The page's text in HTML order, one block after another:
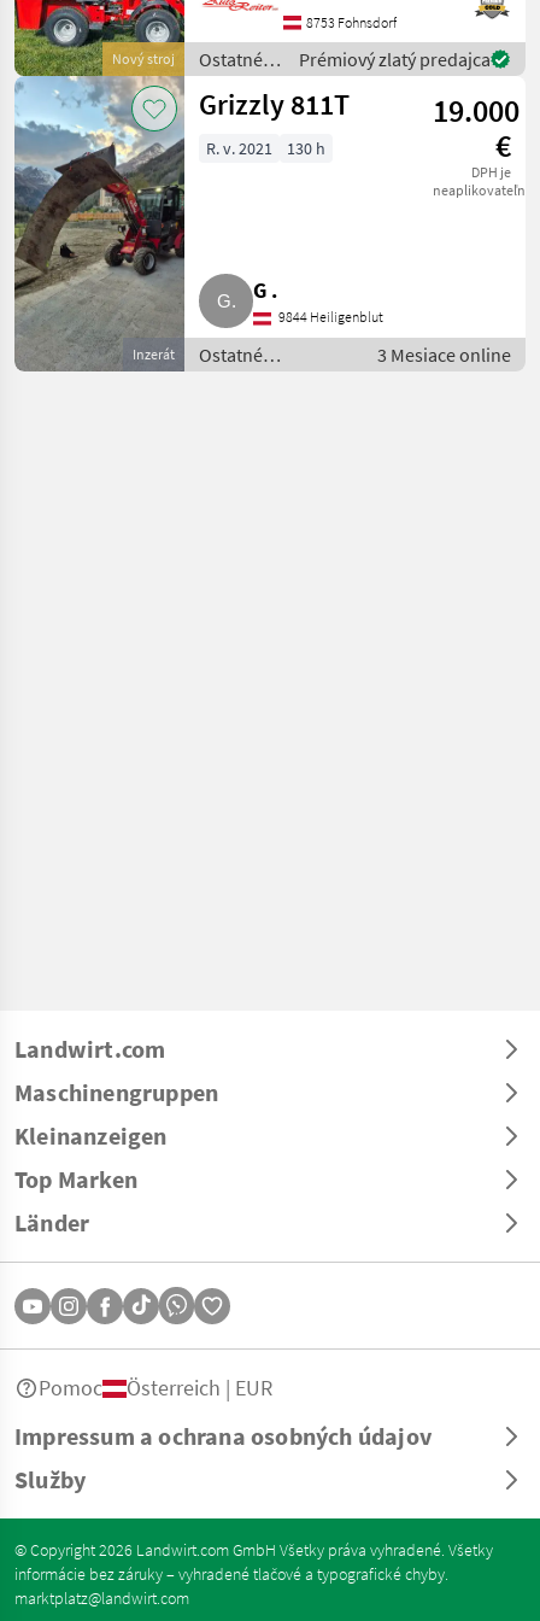
Nový stroj
Garten- oder
Landschaftsarbeiten. Durch
seine gute Verar
8753 Fohnsdorf
Ostatné
poľnohospodárske
silové
Grizzly
Prémiový zlatý predajca
Inzerát
Grizzly 811T
19.000
€
DPH je
neaplikovateľné
R. v. 2021 130 h
G .
9844 Heiligenblut
Ostatné
poľnohospodárske
3 Mesiace online
Landwirt.com
Maschinengruppen
Kleinanzeigen
Top Marken
Länder
Impressum a ochrana osobných údajov
Služby
Pomoc Österreich | EUR
© Copyright 2026 Landwirt.com GmbH Všetky práva vyhradené. Všetky
informácie bez záruky – vyhradené tlačové a typografické chyby.
marktplatz@landwirt.com